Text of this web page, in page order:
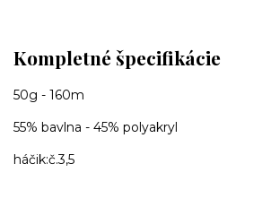
Kompletné špecifikácie
50g - 160m
55% bavlna - 45% polyakryl
háčik:č.3,5